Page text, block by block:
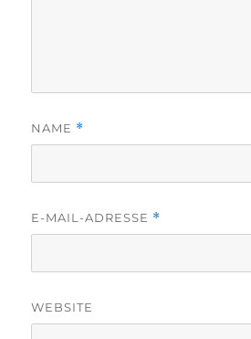
NAME *
E-MAIL-ADRESSE *
WEBSITE